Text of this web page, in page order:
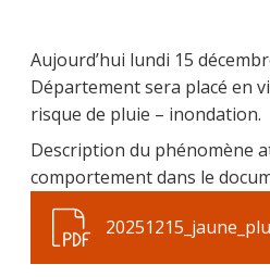
Aujourd’hui lundi 15
Département sera placé en
risque de pluie – inondation.
Description du phénomène
comportement dans le